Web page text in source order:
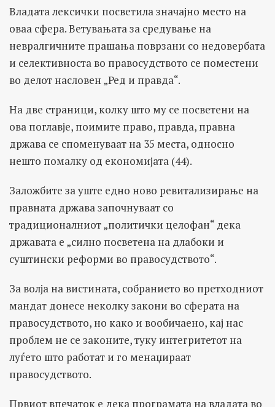
Владата лексички посветила значајно место на
оваа сфера. Ветувањата за средување на
невралгичните прашања поврзани со недовербата
и селективноста во правосудството се поместени
во делот насловен „Ред и правда“.
На две страници, колку што му се посветени на
ова поглавје, поимите право, правда, правна
држава се споменуваат на 35 места, односно
нешто помалку од економијата (44).
Заложбите за уште едно ново ревитализирање на
правната држава започнуваат со
традиционалниот „политички целофан“ дека
државата е „силно посветена на длабоки и
суштински реформи во правосудството“.
За волја на вистината, собранието во претходниот
мандат донесе неколку закони во сферата на
правосудството, но како и вообичаено, кај нас
проблем не се законите, туку интегритетот на
луѓето што работат и го менаџираат
правосудството.
Првиот впечаток е дека програмата на владата во